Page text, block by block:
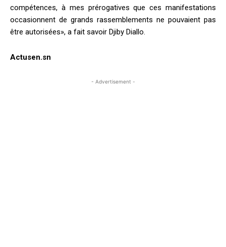
compétences, à mes prérogatives que ces manifestations
occasionnent de grands rassemblements ne pouvaient pas
être autorisées», a fait savoir Djiby Diallo.
Actusen.sn
- Advertisement -